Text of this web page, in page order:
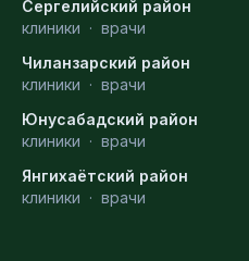
Сергелийский район
клиники · врачи
Чиланзарский район
клиники · врачи
Юнусабадский район
клиники · врачи
Янгихаётский район
клиники · врачи